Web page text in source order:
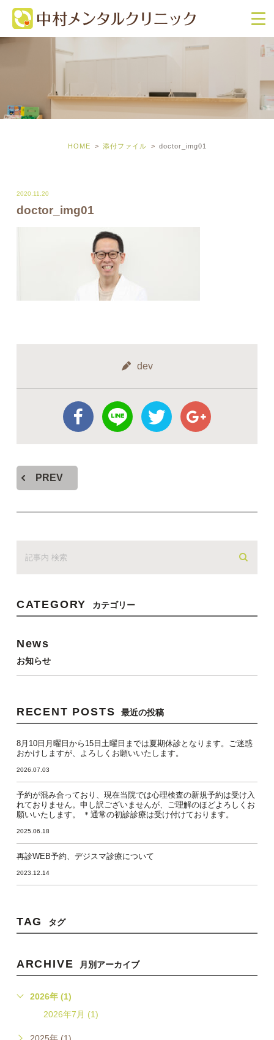
HOME 添付ファイル doctor_img01
2020.11.20
doctor_img01
dev
PREV
CATEGORY カテゴリー
News
お知らせ
RECENT POSTS 最近の投稿
8月10日月曜日から15日土曜日までは夏期休診となります。ご迷惑
おかけしますが、よろしくお願いいたします。
2026.07.03
予約が混み合っており、現在当院では心理検査の新規予約は受け入
れておりません。申し訳ございませんが、ご理解のほどよろしくお
願いいたします。 ＊通常の初診診療は受け付けております。
2025.06.18
再診WEB予約、デジスマ診療について
2023.12.14
TAG タグ
ARCHIVE 月別アーカイブ
2026年 (1)
2026年7月 (1)